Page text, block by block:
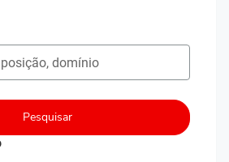
aberto
Pesquisar